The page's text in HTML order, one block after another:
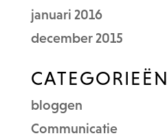
januari 2016
december 2015
CATEGORIEËN
bloggen
Communicatie